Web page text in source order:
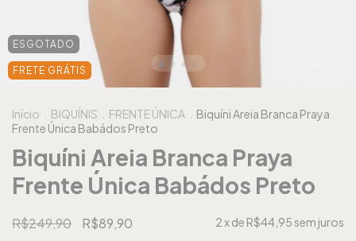
ESGOTADO
FRETE GRÁTIS
Início BIQUÍNIS FRENTE ÚNICA
Biquíni Areia Branca Praya
Frente Única Babádos Preto
Biquíni Areia Branca Praya
Frente Única Babádos Preto
R$249,90 R$89,90 2x de R$44,95 sem juros